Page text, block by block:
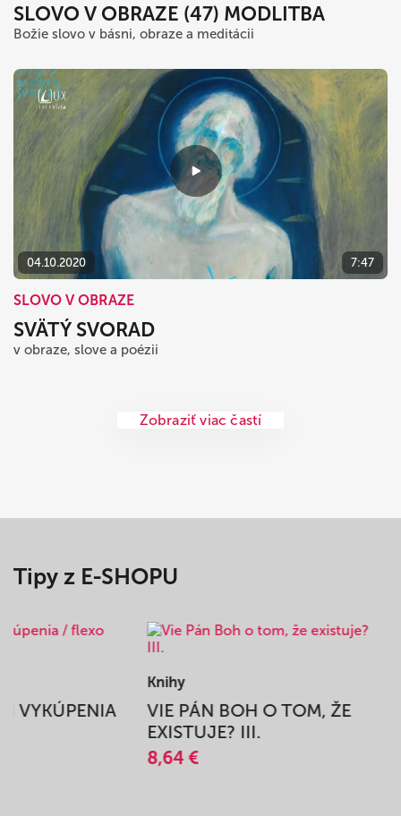
SLOVO V OBRAZE (47) MODLITBA
Božie slovo v básni, obraze a meditácii
04.10.2020 7:47
SLOVO V OBRAZE
SVÄTÝ SVORAD
v obraze, slove a poézii
Zobraziť viac častí
Tipy z E-SHOPU
VYKÚPENIA
Knihy
VIE PÁN BOH O TOM, ŽE
EXISTUJE? III.
8,64 €